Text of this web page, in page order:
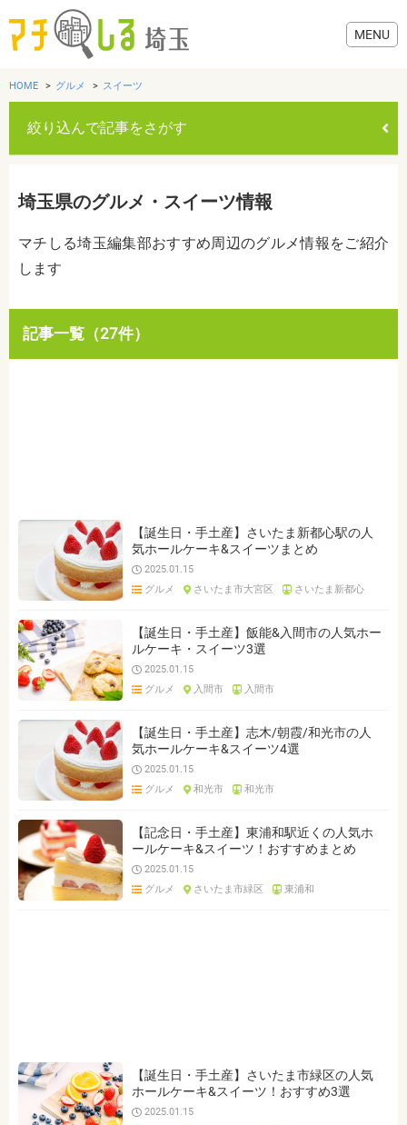
歯医者・病院
おでかけ
HOME グルメ スイーツ
絞り込んで記事をさがす
カテゴリを選ぶ
すべて グルメ 美容・健康 歯医者・病院 おでかけ
接待・会食 デート 女子会 リーズナブル
個室
埼玉県のグルメ・スイーツ情報
マチしる埼玉編集部おすすめ周辺のグルメ情報をご紹介
します
記事一覧（27件）
【誕生日・手土産】さいたま新都心駅の人
気ホールケーキ&スイーツまとめ
2025.01.15
グルメ
さいたま市大宮区 さいたま新都心
【誕生日・手土産】飯能&入間市の人気ホー
ルケーキ・スイーツ3選
2025.01.15
グルメ
入間市 入間市
【誕生日・手土産】志木/朝霞/和光市の人
気ホールケーキ&スイーツ4選
2025.01.15
グルメ
和光市 和光市
【記念日・手土産】東浦和駅近くの人気ホ
ールケーキ&スイーツ！おすすめまとめ
2025.01.15
グルメ
さいたま市緑区 東浦和
【誕生日・手土産】さいたま市緑区の人気
ホールケーキ&スイーツ！おすすめ3選
2025.01.15